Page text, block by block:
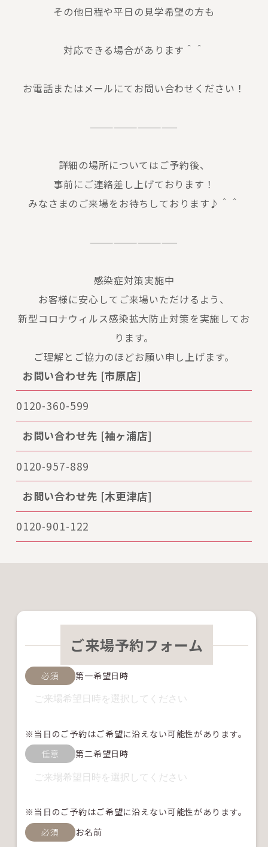
その他日程や平日の見学希望の方も
対応できる場合があります＾＾
お電話またはメールにてお問い合わせください！
———————————
詳細の場所についてはご予約後、
事前にご連絡差し上げております！
みなさまのご来場をお待ちしております♪＾＾
———————————
感染症対策実施中
お客様に安心してご来場いただけるよう、
新型コロナウィルス感染拡大防止対策を実施してお
ります。
ご理解とご協力のほどお願い申し上げます。
お問い合わせ先 [市原店]
0120-360-599
お問い合わせ先 [袖ヶ浦店]
0120-957-889
お問い合わせ先 [木更津店]
0120-901-122
ご来場予約フォーム
第一希望日時
必須
※当日のご予約はご希望に沿えない可能性があります。
第二希望日時
任意
※当日のご予約はご希望に沿えない可能性があります。
お名前
必須